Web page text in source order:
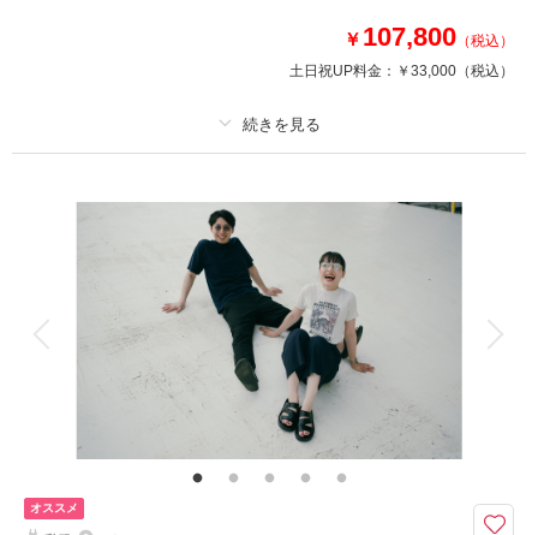
※トップシーズン（11月20日～12月10日）撮影の場合は別途22,000円追加
￥ 107,800 （税込）
土日祝UP料金： ￥33,000 （税込）
新婦衣装2着 新郎衣装1着
ヘアメイク
データ 100 カット 台紙付写真
衣装追加
家族用衣装レンタル
その他含むもの
★ロケ＋スタジオを特別価格でご案内！※2着目のヘアメイクチェンジご希
望の場合、22,000円追加 ※ブーケ（1スタイルにつき）をご希望の場合は別
途5,500円〜 ※衣装持ち込み料（衣装1点）…新婦33,000円、新郎11,000円
ロケ＋スタジオで撮影を楽しめる洋装2着プラン。新作衣装も続々入荷！お
オススメ